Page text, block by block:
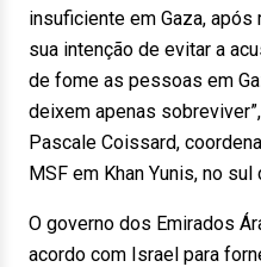
insuficiente em Gaza,
sua intenção de evitar a
de fome as pessoas em
deixem apenas
Pascale Coissard,
MSF em Khan Yunis, no sul
O governo dos Emirados
acordo com Israel para